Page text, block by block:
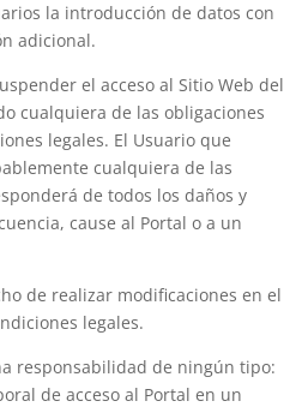
la introducción de datos con
adicional.
el acceso al Sitio Web del
cualquiera de las obligaciones
legales. El Usuario que
cualquiera de las
de todos los daños y
cause al Portal o a un
de realizar modificaciones en el
legales.
responsabilidad de ningún tipo:
de acceso al Portal en un